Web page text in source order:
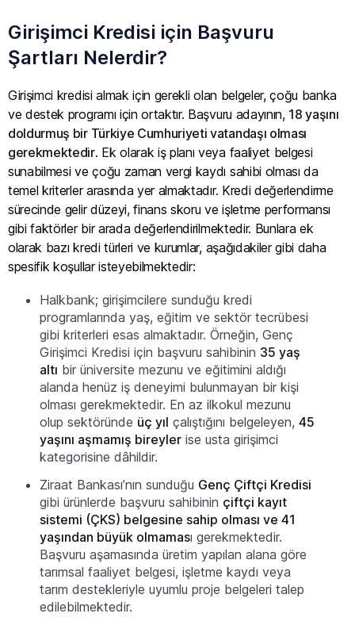
Girişimci Kredisi için Başvuru
Şartları Nelerdir?
Girişimci kredisi almak için gerekli olan belgeler, çoğu banka
ve destek programı için ortaktır. Başvuru adayının, 18 yaşını
doldurmuş bir Türkiye Cumhuriyeti vatandaşı olması
gerekmektedir. Ek olarak iş planı veya faaliyet belgesi
sunabilmesi ve çoğu zaman vergi kaydı sahibi olması da
temel kriterler arasında yer almaktadır. Kredi değerlendirme
sürecinde gelir düzeyi, finans skoru ve işletme performansı
gibi faktörler bir arada değerlendirilmektedir. Bunlara ek
olarak bazı kredi türleri ve kurumlar, aşağıdakiler gibi daha
spesifik koşullar isteyebilmektedir:
Halkbank; girişimcilere sunduğu kredi
programlarında yaş, eğitim ve sektör tecrübesi
gibi kriterleri esas almaktadır. Örneğin, Genç
Girişimci Kredisi için başvuru sahibinin 35 yaş
altı bir üniversite mezunu ve eğitimini aldığı
alanda henüz iş deneyimi bulunmayan bir kişi
olması gerekmektedir. En az ilkokul mezunu
olup sektöründe üç yıl çalıştığını belgeleyen, 45
yaşını aşmamış bireyler ise usta girişimci
kategorisine dâhildir.
Ziraat Bankası’nın sunduğu Genç Çiftçi Kredisi
gibi ürünlerde başvuru sahibinin çiftçi kayıt
sistemi (ÇKS) belgesine sahip olması ve 41
yaşından büyük olmaması gerekmektedir.
Başvuru aşamasında üretim yapılan alana göre
tarımsal faaliyet belgesi, işletme kaydı veya
tarım destekleriyle uyumlu proje belgeleri talep
edilebilmektedir.